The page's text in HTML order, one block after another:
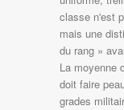
classe n'est
mais une
du rang »
La moyenne
doit faire
grades